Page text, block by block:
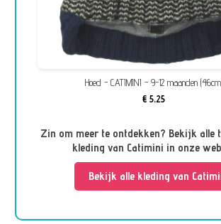
Hoed - CATIMINI - 9-12 maanden
€ 5,25
Zin om meer te ontdekken? Bekijk alle
kleding van Catimini in onze
Bekijk alle kleding van